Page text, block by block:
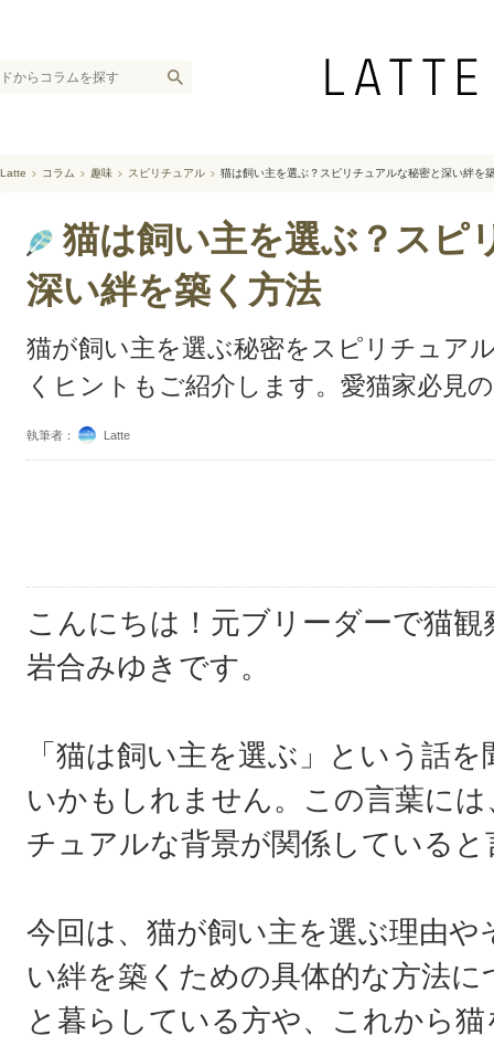
Latte コラム 趣味 スピリチュアル 猫は飼い主を選ぶ？スピリチュアルな秘密と深い絆を
猫は飼い主を選ぶ？スピ
深い絆を築く方法
猫が飼い主を選ぶ秘密をスピリチュア
くヒントもご紹介します。愛猫家必見
執筆者： Latte
こんにちは！元ブリーダーで猫
岩合みゆきです。
「猫は飼い主を選ぶ」という話
いかもしれません。この言葉に
チュアルな背景が関係している
今回は、猫が飼い主を選ぶ理由
い絆を築くための具体的な方法
と暮らしている方や、これから